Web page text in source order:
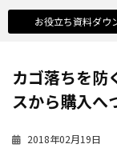
選ばれる理由
課題解決例
機能一覧
外部サービス連携
お役立ち資料ダウ
カゴ落ちを防
スから購入へ
2018年02月19日